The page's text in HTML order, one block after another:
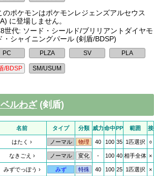
ポケモンはポケモンレジェンズアルセウス
に登場しません。
8世代: ソード・シールド/ブリリアントダイヤモ
・シャイニングパール (剣盾/BDSP)
ルわざ(剣盾)
名前 タイプ 分類 威力命中PP 範囲 接
はたく ノーマル 物理 40 100 35 1匹選択 ○
なきごえ ノーマル 変化 - 100 40 相手全体 ×
みずでっぽう みず 特殊 40 100 25 1匹選択 ×